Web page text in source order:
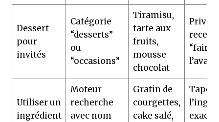
Dessert
pour
invités
Catégorie
“desserts”
ou
“occasions”
Tiramisu,
tarte aux
fruits,
mousse
chocolat
“faire
Utiliser un
ingrédient
Moteur
recherche
avec nom
Gratin de
courgettes,
cake salé,
Taper
exact